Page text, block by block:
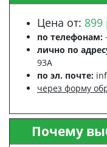
Цена от: 899
по телефонам:
лично по
93А
по эл. почте:
через форму
Почему